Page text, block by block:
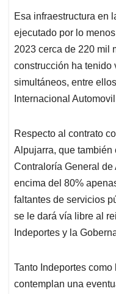
Esa infraestructura en
ejecutado por lo
2023 cerca de 220 mil
construcción ha tenido
simultáneos, entre
Internacional
Respecto al contrato
Alpujarra, que también
Contraloría General
encima del 80%
faltantes de servicios
se le dará vía libre al
Indeportes y la
Tanto Indeportes
contemplan una